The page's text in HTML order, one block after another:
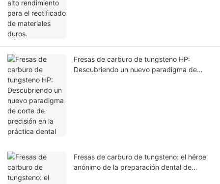
Fresas de carburo de tungsteno HP:
Descubriendo un nuevo paradigma de
Fresas de carburo de tungsteno: el héroe
anónimo de la preparación dental de